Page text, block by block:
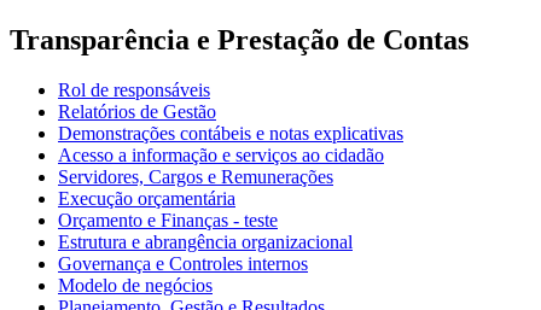
Transparência e Prestação de Contas
Rol de responsáveis
Relatórios de Gestão
Demonstrações contábeis e notas explicativas
Acesso a informação e serviços ao cidadão
Servidores, Cargos e Remunerações
Execução orçamentária
Orçamento e Finanças - teste
Estrutura e abrangência organizacional
Governança e Controles internos
Modelo de negócios